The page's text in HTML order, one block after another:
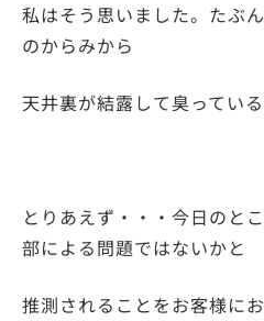
私はそう思いました。たぶ
のからみから
天井裏が結露して臭ってい
とりあえず・・・今日のと
部による問題ではないかと
推測されることをお客様にお